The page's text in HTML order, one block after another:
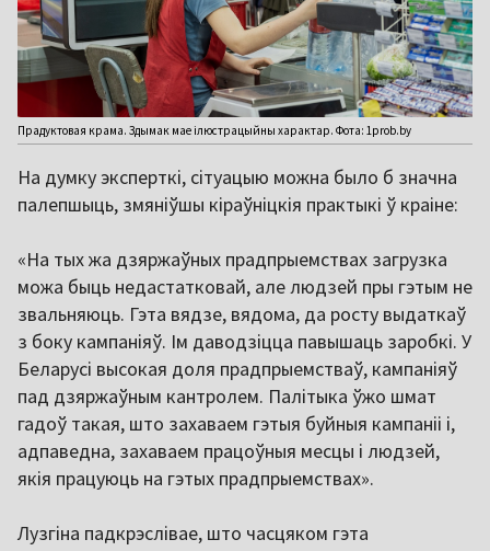
Прадуктовая крама. Здымак мае ілюстрацыйны характар. Фота: 1prob.by
На думку эксперткі, сітуацыю можна было б значна
палепшыць, змяніўшы кіраўніцкія практыкі ў краіне:
«На тых жа дзяржаўных прадпрыемствах загрузка
можа быць недастатковай, але людзей пры гэтым не
звальняюць. Гэта вядзе, вядома, да росту выдаткаў
з боку кампаніяў. Ім даводзіцца павышаць заробкі. У
Беларусі высокая доля прадпрыемстваў, кампаніяў
пад дзяржаўным кантролем. Палітыка ўжо шмат
гадоў такая, што захаваем гэтыя буйныя кампаніі і,
адпаведна, захаваем працоўныя месцы і людзей,
якія працуюць на гэтых прадпрыемствах».
Лузгіна падкрэслівае, што часцяком гэта